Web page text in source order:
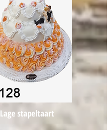
Lage stapeltaart